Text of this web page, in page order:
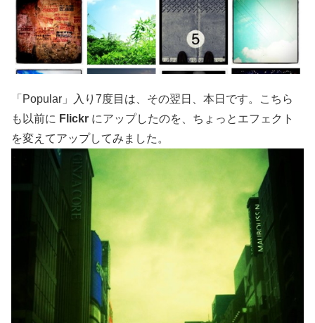
「Popular」入り7度目は、その翌日、本日です。こちら
も以前に Flickr にアップしたのを、ちょっとエフェクト
を変えてアップしてみました。